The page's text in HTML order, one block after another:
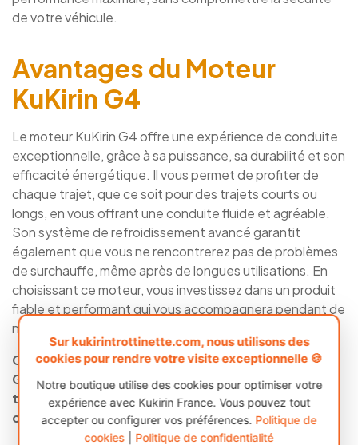
de votre véhicule.
Avantages du Moteur
KuKirin G4
Le moteur KuKirin G4 offre une expérience de conduite
exceptionnelle, grâce à sa puissance, sa durabilité et son
efficacité énergétique. Il vous permet de profiter de
chaque trajet, que ce soit pour des trajets courts ou
longs, en vous offrant une conduite fluide et agréable.
Son système de refroidissement avancé garantit
également que vous ne rencontrerez pas de problèmes
de surchauffe, même après de longues utilisations. En
choisissant ce moteur, vous investissez dans un produit
fiable et performant qui vous accompagnera pendant de
nombreuses années.
Commandez dès aujourd’hui votre moteur KuKirin
G4 et améliorez les performances de votre
trottinette électrique pour une expérience de
conduite inégalée !
Sur kukirintrottinette.com, nous utilisons des
cookies pour rendre votre visite exceptionnelle 🍪
Notre boutique utilise des cookies pour optimiser votre
expérience avec Kukirin France. Vous pouvez tout
accepter ou configurer vos préférences. Politique de
cookies
Politique de confidentialité